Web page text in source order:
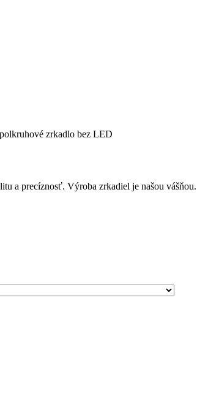
a precíznosť. Výroba zrkadiel je našou vášňou.